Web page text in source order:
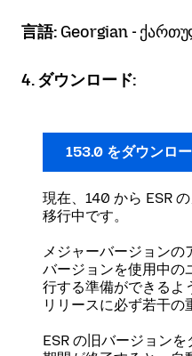
言語: Georgian -
4. ダウンロード:
153.0 をダウンロ
現在、140 から ESR
移行中です。
メジャーバージョンの
バージョンを使用中の
行する準備ができるよ
リリースに必ず若干の
ESR の旧バージョン